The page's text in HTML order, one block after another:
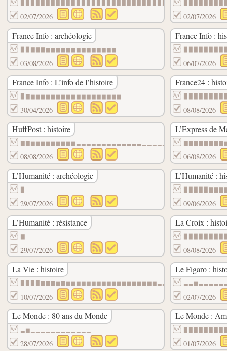
02/07/2026 02/07/2026
France Info : archéologie
▉▉▇▇▇▆▆▆▆▆▆▆▆▆▆▆▆▆▆
03/08/2026
France Info :
06/07/2026
France Info : L’info de l’histoire
▉▇▆▆▆▆▆▆▆▆▆▆▆▆▆▆▆▆▆▆
30/04/2026
France24 :
08/08/2026
HuffPost : histoire
▇▇▆▆▆▆▆▆▆▆▆▃▃▃▃▃▃▃▃▃▃▃▃▃▁▁▁▁▁▁
08/08/2026
L’Express de
06/08/2026
L’Humanité : archéologie
29/07/2026
L’Humanité :
09/06/2026
L’Humanité : résistance
▇
29/07/2026
La Croix :
08/08/2026
La Vie : histoire
10/07/2026
Le Figaro :
02/07/2026
Le Monde : 80 ans du Monde
▃▆▁▁▁▁▁▁▁▁▁▁▁▁
28/07/2026
Le Monde :
01/07/2026